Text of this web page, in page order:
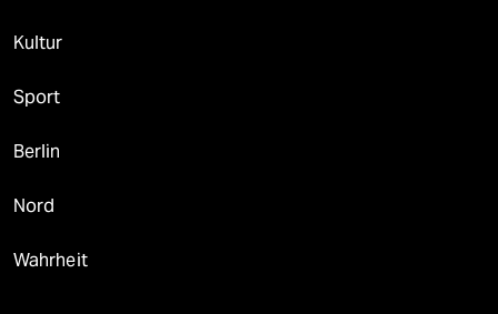
Kultur
Sport
Berlin
Nord
Wahrheit